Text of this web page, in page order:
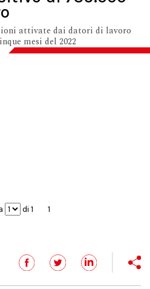
attivate dai datori di lavoro
mesi del 2022
di 1 1